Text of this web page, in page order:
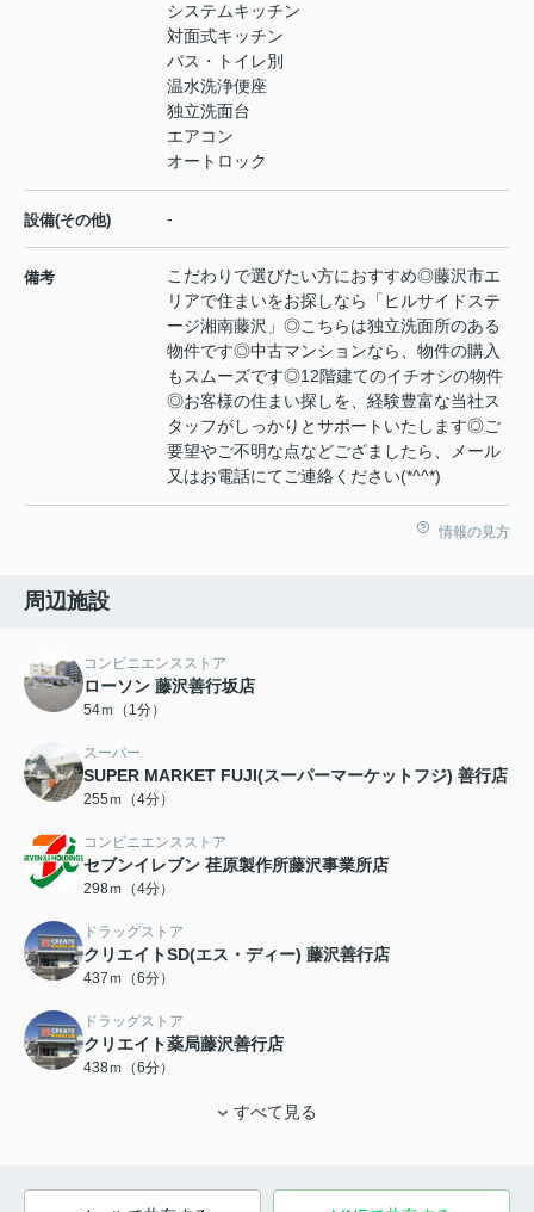
システムキッチン
対面式キッチン
バス・トイレ別
温水洗浄便座
独立洗面台
エアコン
オートロック
設備(その他) -
備考
こだわりで選びたい方におすすめ◎藤沢市エ
リアで住まいをお探しなら「ヒルサイドステ
ージ湘南藤沢」◎こちらは独立洗面所のある
物件です◎中古マンションなら、物件の購入
もスムーズです◎12階建てのイチオシの物件
◎お客様の住まい探しを、経験豊富な当社ス
タッフがしっかりとサポートいたします◎ご
要望やご不明な点などござましたら、メール
又はお電話にてご連絡ください(*^^*)
情報の見方
周辺施設
コンビニエンスストア
ローソン 藤沢善行坂店
54ｍ（1分）
スーパー
SUPER MARKET FUJI(スーパーマーケットフジ) 善行店
255ｍ（4分）
コンビニエンスストア
セブンイレブン 荏原製作所藤沢事業所店
298ｍ（4分）
ドラッグストア
クリエイトSD(エス・ディー) 藤沢善行店
437ｍ（6分）
ドラッグストア
クリエイト薬局藤沢善行店
438ｍ（6分）
すべて見る